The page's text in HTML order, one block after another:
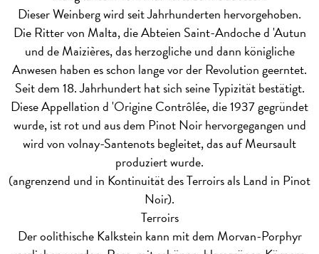
Dieser Weinberg wird seit Jahrhunderten hervorgehoben.
Die Ritter von Malta, die Abteien Saint-Andoche d 'Autun
und de Maizières, das herzogliche und dann königliche
Anwesen haben es schon lange vor der Revolution geerntet.
Seit dem 18. Jahrhundert hat sich seine Typizität bestätigt.
Diese Appellation d 'Origine Contrôlée, die 1937 gegründet
wurde, ist rot und aus dem Pinot Noir hervorgegangen und
wird von volnay-Santenots begleitet, das auf Meursault
produziert wurde.
(angrenzend und in Kontinuität des Terroirs als Land in Pinot
Noir).
Terroirs
Der oolithische Kalkstein kann mit dem Morvan-Porphyr